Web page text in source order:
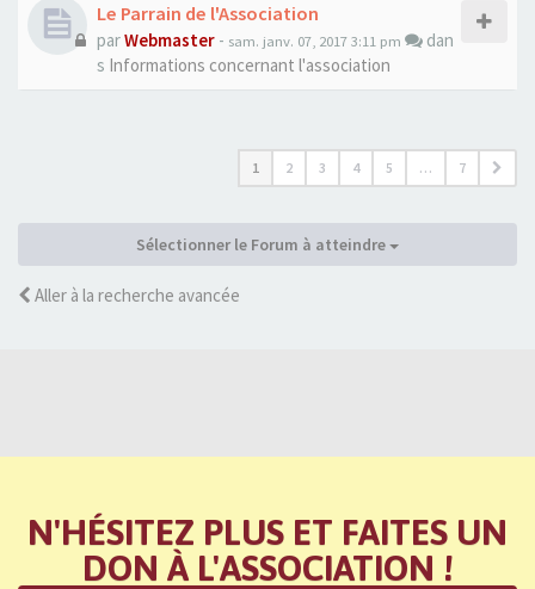
Le Parrain de l'Association
parWebmaster - sam. janv. 07, 2017 3:11 pm
dan
s Informations concernant l'association
1 2 3 4 5 … 7
Sélectionner le Forum à atteindre
Aller à la recherche avancée
N'HÉSITEZ PLUS ET FAITES UN
DON À L'ASSOCIATION !